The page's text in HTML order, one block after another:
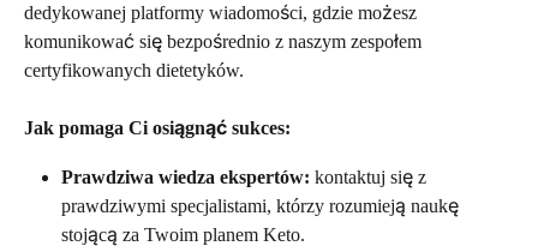
dedykowanej platformy wiadomości, gdzie możesz
komunikować się bezpośrednio z naszym zespołem
certyfikowanych dietetyków.
Jak pomaga Ci osiągnąć sukces:
Prawdziwa wiedza ekspertów: kontaktuj się z
prawdziwymi specjalistami, którzy rozumieją naukę
stojącą za Twoim planem Keto.